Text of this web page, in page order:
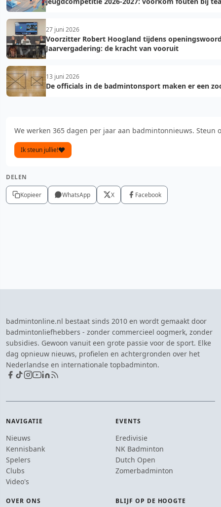
27 juni 2026
Voorzitter Robert Hoogland tijdens
Jaarvergadering: de kracht van vooruit
13 juni 2026
De officials in de badmintonsport maken er een
We werken 365 dagen per jaar aan badmintonnieuws. Steun
Ik steun jullie!
DELEN
Kopieer WhatsApp X Facebook
badmintonline.nl bestaat sinds 2010 en wordt gemaakt door
badmintonliefhebbers - zonder commercieel oogmerk, zonder
subsidies. Gewoon vanuit een grote passie voor de sport. Elke
dag opnieuw nieuws, profielen en achtergronden over het
Nederlandse en internationale topbadminton.
NAVIGATIE
Nieuws
Kennisbank
Spelers
Clubs
Video's
EVENTS
Eredivisie
NK Badminton
Dutch Open
Zomerbadminton
OVER ONS BLIJF OP DE HOOGTE